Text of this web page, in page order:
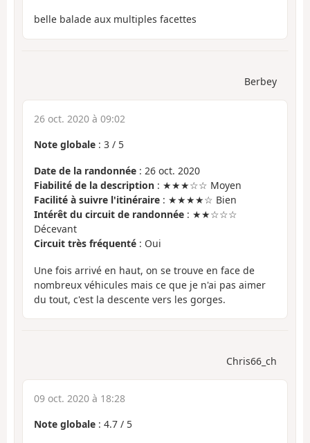
belle balade aux multiples facettes
Berbey
26 oct. 2020 à 09:02
Note globale : 3 / 5
Date de la randonnée : 26 oct. 2020
Fiabilité de la description : ★★★☆☆ Moyen
Facilité à suivre l'itinéraire : ★★★★☆ Bien
Intérêt du circuit de randonnée : ★★☆☆☆
Décevant
Circuit très fréquenté : Oui
Une fois arrivé en haut, on se trouve en face de
nombreux véhicules mais ce que je n'ai pas aimer
du tout, c'est la descente vers les gorges.
Chris66_ch
09 oct. 2020 à 18:28
Note globale : 4.7 / 5